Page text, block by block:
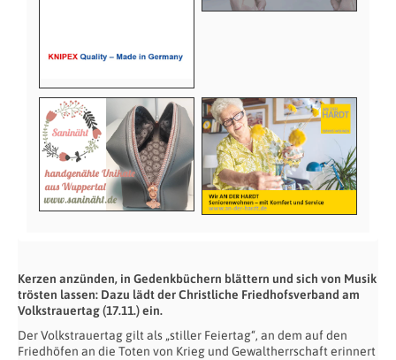
Kerzen anzünden, in Gedenkbüchern blättern und sich von Musik
trösten lassen: Dazu lädt der Christliche Friedhofsverband am
Volkstrauertag (17.11.) ein.
Der Volkstrauertag gilt als „stiller Feiertag“, an dem auf den
Friedhöfen an die Toten von Krieg und Gewaltherrschaft erinnert